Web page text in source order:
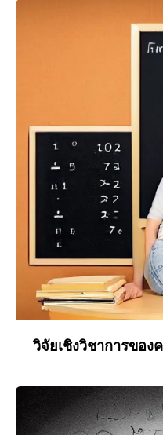
วิจัยเชิงวิชาการของ